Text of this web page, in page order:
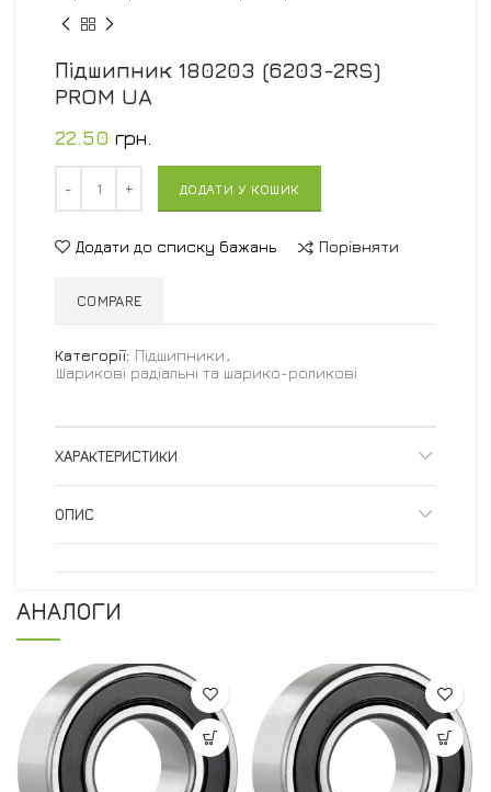
Підшипник 180203 (6203-2RS)
PROM UA
22.50 грн.
ДОДАТИ У КОШИК
Додати до списку бажань Порівняти
COMPARE
Категорії: Підшипники ,
Шарикові радіальні та шарико-роликові
ХАРАКТЕРИСТИКИ
ОПИС
АНАЛОГИ